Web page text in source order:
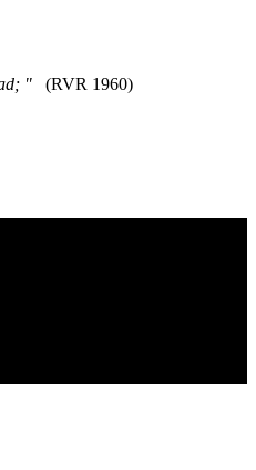
"
(RVR 1960)